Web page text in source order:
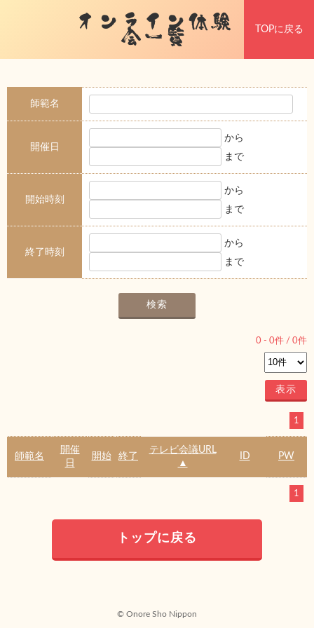
オンライン体験
会一覧 TOPに戻る
師範名
開催日
から
まで
開始時刻
から
まで
終了時刻
から
まで
0 - 0件 / 0件
1
師範名
開催
日
開始 終了
テレビ会議URL
▲
ID PW
1
トップに戻る
© Onore Sho Nippon